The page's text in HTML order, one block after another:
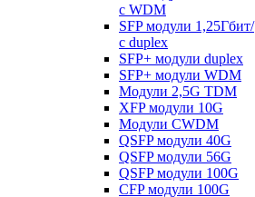
с WDM
SFP модули 1,25Гбит/
с duplex
SFP+ модули duplex
SFP+ модули WDM
Модули 2,5G TDM
XFP модули 10G
Модули CWDM
QSFP модули 40G
QSFP модули 56G
QSFP модули 100G
CFP модули 100G